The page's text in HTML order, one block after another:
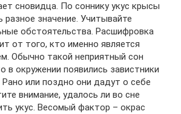
сновидца. По соннику укус крысы
значение. Учитывайте
обстоятельства. Расшифровка
от того, кто именно является
Обычно такой неприятный сон
в окружении появились завистники
Рано или поздно они дадут о себе
внимание, удалось ли во сне
укус. Весомый фактор – окрас